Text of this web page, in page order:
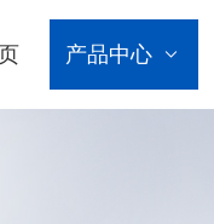
产品中心